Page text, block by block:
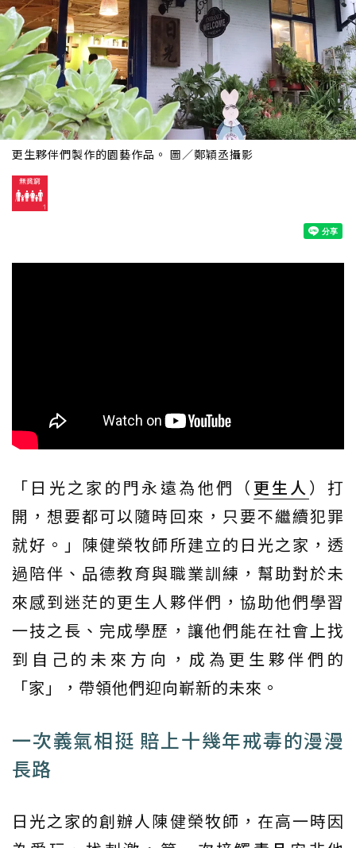
更生夥伴們製作的園藝作品。 圖／鄭穎丞攝影
「日光之家的門永遠為他們（ 更生人 ）打
開，想要都可以隨時回來，只要不繼續犯罪
就好。」陳健榮牧師所建立的日光之家，透
過陪伴、品德教育與職業訓練，幫助對於未
來感到迷茫的更生人夥伴們，協助他們學習
一技之長、完成學歷，讓他們能在社會上找
到自己的未來方向，成為更生夥伴們的
「家」，帶領他們迎向嶄新的未來。
一次義氣相挺 賠上十幾年戒毒的漫漫
長路
日光之家的創辦人陳健榮牧師，在高一時因